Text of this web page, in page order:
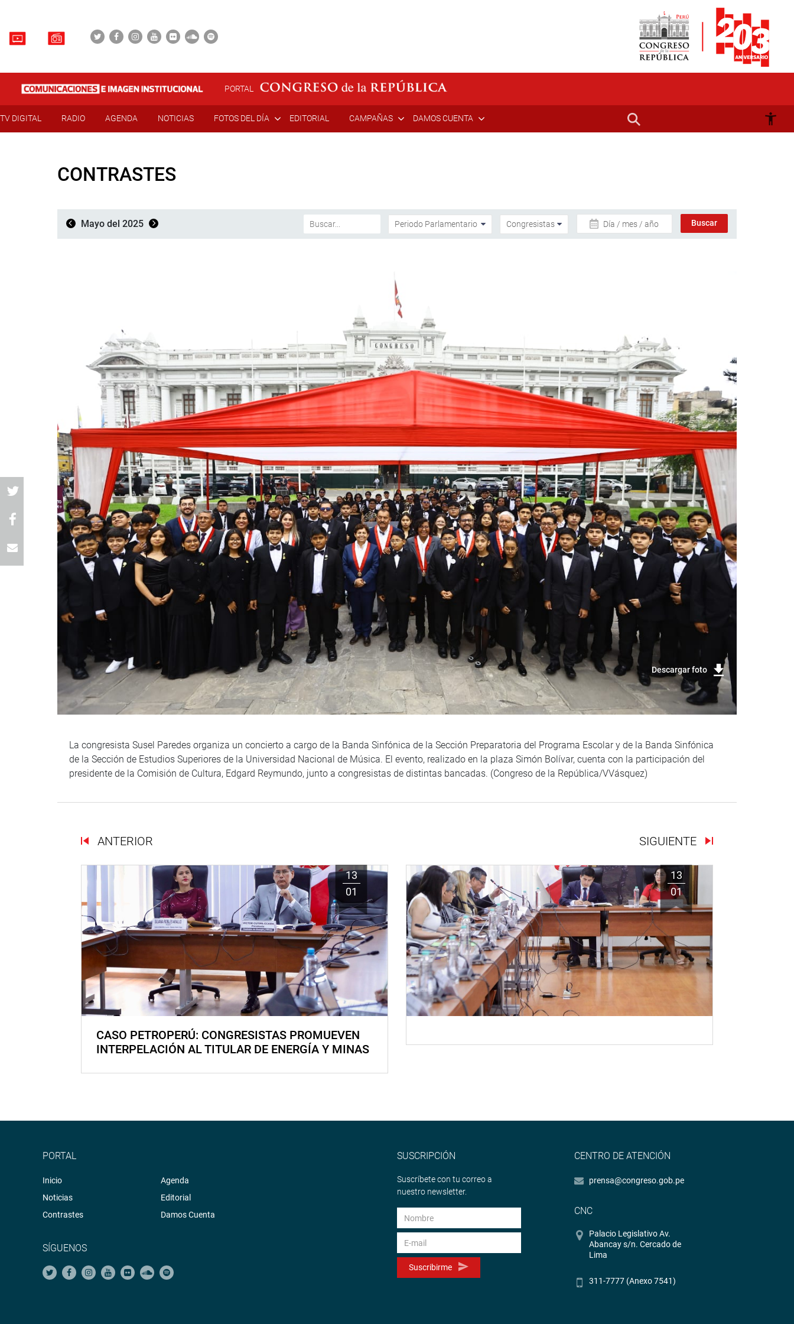
PORTAL
TV DIGITAL RADIO AGENDA NOTICIAS FOTOS DEL DÍA EDITORIAL CAMPAÑAS DAMOS CUENTA
CONTRASTES
Mayo del 2025 Día / mes / año
Descargar foto
La congresista Susel Paredes organiza un concierto a cargo de la Banda Sinfónica de la Sección Preparatoria del Programa Escolar y de la Banda Sinfónica
de la Sección de Estudios Superiores de la Universidad Nacional de Música. El evento, realizado en la plaza Simón Bolívar, cuenta con la participación del
presidente de la Comisión de Cultura, Edgard Reymundo, junto a congresistas de distintas bancadas. (Congreso de la República/VVásquez)
ANTERIOR SIGUIENTE
13
01
CASO PETROPERÚ: CONGRESISTAS PROMUEVEN
INTERPELACIÓN AL TITULAR DE ENERGÍA Y MINAS
13
01
PORTAL
Inicio
Noticias
Contrastes
Agenda
Editorial
Damos Cuenta
SÍGUENOS
SUSCRIPCIÓN
Suscríbete con tu correo a
nuestro newsletter.
Suscribirme
CENTRO DE ATENCIÓN
prensa@congreso.gob.pe
CNC
Palacio Legislativo Av.
Abancay s/n. Cercado de
Lima
311-7777 (Anexo 7541)